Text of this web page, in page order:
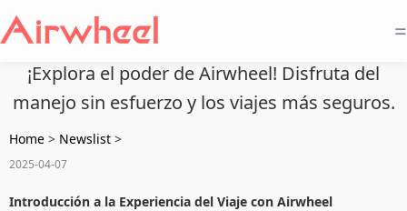
=
¡Explora el poder de Airwheel! Disfruta del
manejo sin esfuerzo y los viajes más seguros.
Home > Newslist >
2025-04-07
Introducción a la Experiencia del Viaje con Airwheel